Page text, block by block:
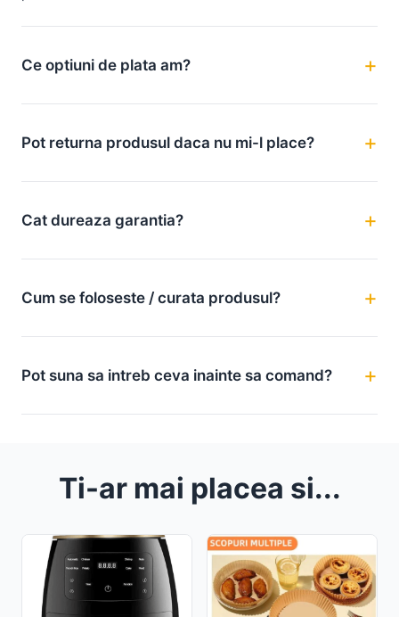
Ce optiuni de plata am?
Pot returna produsul daca nu mi-l place?
Cat dureaza garantia?
Cum se foloseste / curata produsul?
Pot suna sa intreb ceva inainte sa comand?
Ti-ar mai placea si...